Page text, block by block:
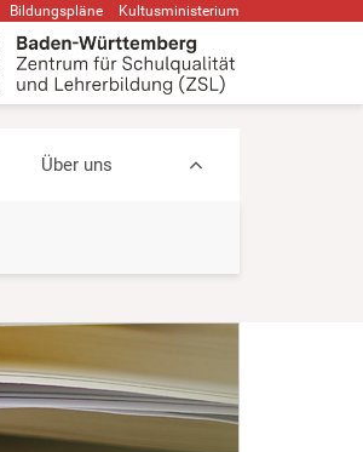
Bildungspläne Kultusministerium
Über uns